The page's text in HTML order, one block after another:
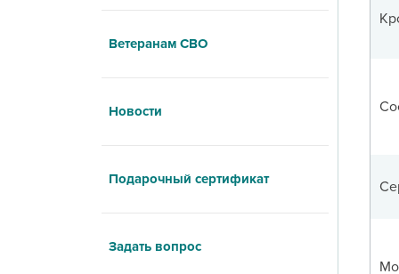
Ветеранам СВО
Новости
Подарочный сертификат
Задать вопрос